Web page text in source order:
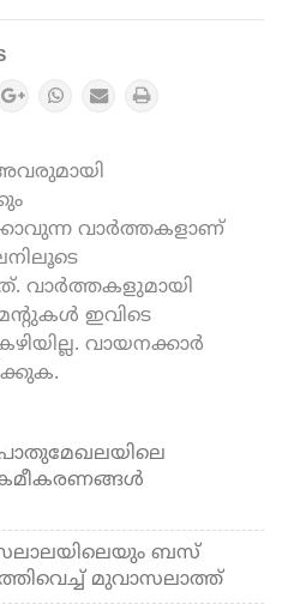
വാർത്തകളാണ്
വാർത്തകളുമായി
ഇവിടെ
വായനക്കാർ
ബസ്
മുവാസലാത്ത്